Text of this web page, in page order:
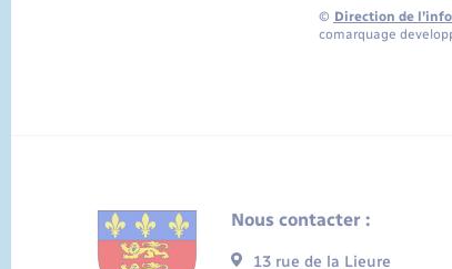
© Direction de
comarquage
Nous contacter :
13 rue de la Lieure